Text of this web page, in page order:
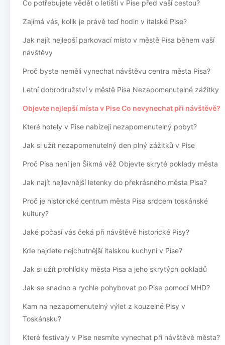
Co potřebujete vědět o letišti v Pise před vaší cestou?
Zajímá vás, kolik je právě teď hodin v italské Pise?
Jak najít nejlepší parkovací místo v městě Pisa během vaší
návštěvy
Proč byste neměli vynechat návštěvu centra města Pisa?
Letní dobrodružství v městě Pisa Nezapomenutelné zážitky
Objevte nejlepší místa v Pise Co nevynechat při návštěvě?
Které hotely v Pise nabízejí nezapomenutelný pobyt?
Jak si užít nezapomenutelný den plný zážitků v Pise
Proč Pisa není jen Šikmá věž Objevte skryté poklady města
Jak najít nejlevnější letenky do překrásného města Pisa?
Proč je historické centrum města Pisa srdcem toskánské
kultury?
Jaké počasí vás čeká při návštěvě historické Pisy?
Kde najdete nejchutnější italskou kuchyni v Pise?
Jak si užít prohlídky města Pisa a jeho skrytých pokladů
Jak se snadno a rychle pohybovat po Pise pomocí MHD?
Kam na nezapomenutelný výlet z kouzelné Pisy v
Toskánsku?
Které festivaly v Pise nesmíte vynechat při návštěvě města?